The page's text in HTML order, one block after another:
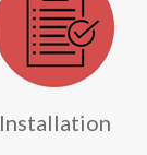
Installation